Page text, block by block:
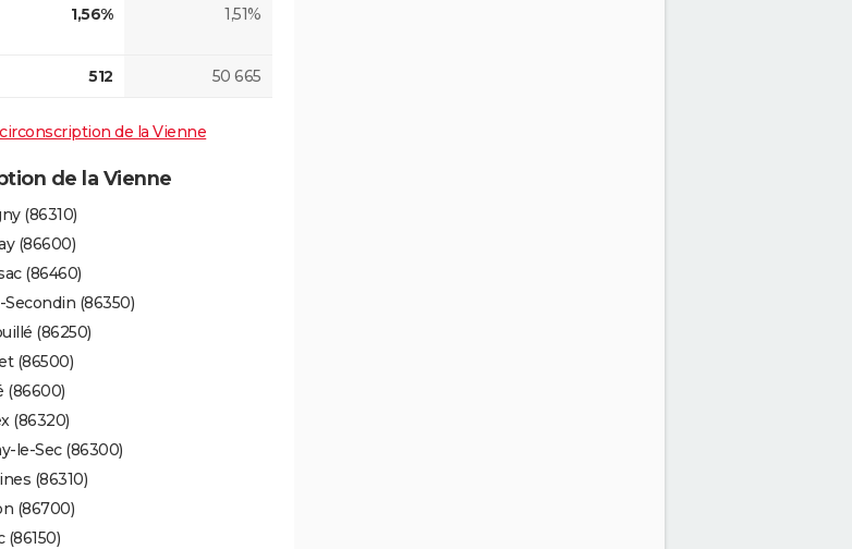
1,56% 1,51%
512 50 665
de la Vienne
de la Vienne
(86310)
(86600)
(86460)
Secondin (86350)
(86250)
(86500)
(86600)
(86320)
le-Sec (86300)
(86310)
(86700)
(86150)